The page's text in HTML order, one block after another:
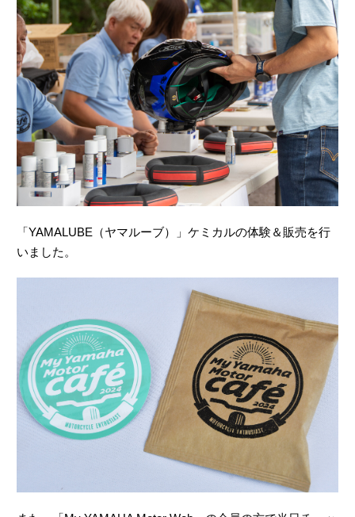
「YAMALUBE（ヤマルーブ）」ケミカルの体験＆販売を行
いました。